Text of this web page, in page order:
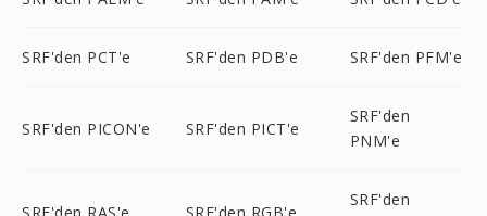
SRF'den PCT'e SRF'den PDB'e SRF'den PFM'e
SRF'den PICON'e SRF'den PICT'e
SRF'den
PNM'e
SRF'den RAS'e SRF'den RGB'e
SRF'den